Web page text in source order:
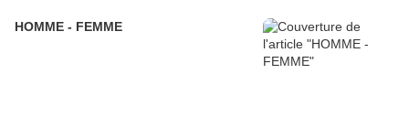
HOMME - FEMME